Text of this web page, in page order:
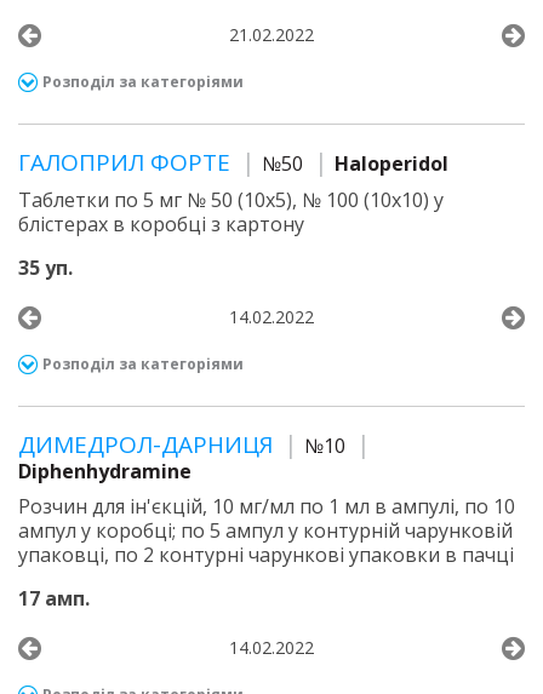
21.02.2022
Розподіл за категоріями
ГАЛОПРИЛ ФОРТЕ №50
Haloperidol
Таблетки по 5 мг № 50 (10х5), № 100 (10х10) у
блістерах в коробці з картону
35 уп.
14.02.2022
Розподіл за категоріями
ДИМЕДРОЛ-ДАРНИЦЯ
№10
Diphenhydramine
Розчин для ін'єкцій, 10 мг/мл по 1 мл в ампулі, по 10
ампул у коробці; по 5 ампул у контурній чарунковій
упаковці, по 2 контурні чарункові упаковки в пачці
17 амп.
14.02.2022